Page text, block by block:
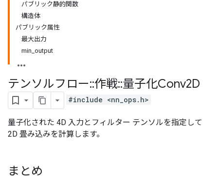
パブリック静的関数
構造体
パブリック属性
最大出力
min_output
テンソルフロー::作戦::量子化Conv2D
#include <nn_ops.h>
量子化された 4D 入力とフィルター テンソルを指定して
2D 畳み込みを計算します。
まとめ